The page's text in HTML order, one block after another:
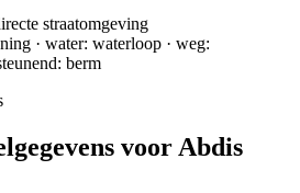
straatomgeving
· water: waterloop · weg:
berm
voor Abdis